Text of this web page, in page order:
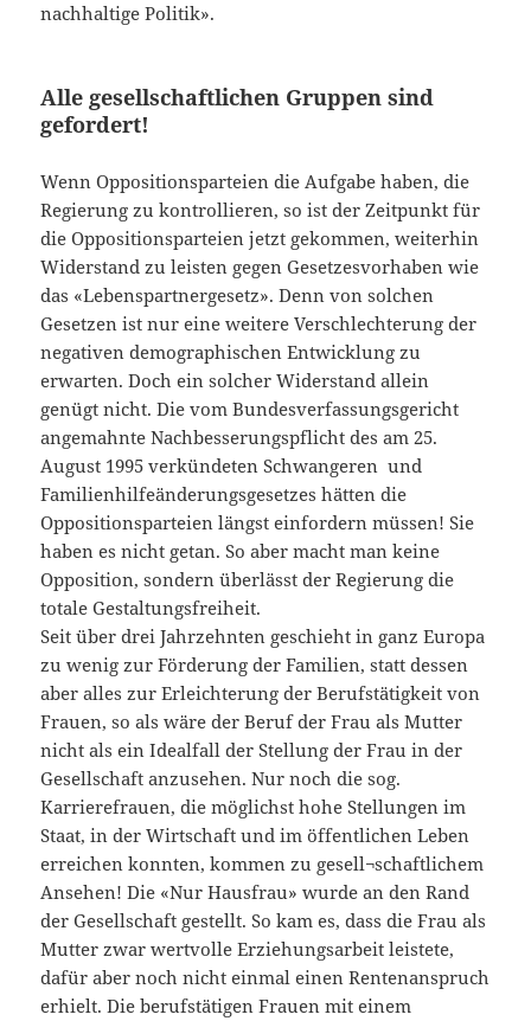
nachhaltige Politik».
Alle gesellschaftlichen Gruppen sind
gefordert!
Wenn Oppositionsparteien die Aufgabe haben, die
Regierung zu kontrollieren, so ist der Zeitpunkt für
die Oppositionsparteien jetzt gekommen, weiterhin
Widerstand zu leisten gegen Gesetzesvorhaben wie
das «Lebenspartnergesetz». Denn von solchen
Gesetzen ist nur eine weitere Verschlechterung der
negativen demographischen Entwicklung zu
erwarten. Doch ein solcher Widerstand allein
genügt nicht. Die vom Bundesverfassungsgericht
angemahnte Nachbesserungspflicht des am 25.
August 1995 verkündeten Schwangeren und
Familienhilfeänderungsgesetzes hätten die
Oppositionsparteien längst einfordern müssen! Sie
haben es nicht getan. So aber macht man keine
Opposition, sondern überlässt der Regierung die
totale Gestaltungsfreiheit.
Seit über drei Jahrzehnten geschieht in ganz Europa
zu wenig zur Förderung der Familien, statt dessen
aber alles zur Erleichterung der Berufstätigkeit von
Frauen, so als wäre der Beruf der Frau als Mutter
nicht als ein Idealfall der Stellung der Frau in der
Gesellschaft anzusehen. Nur noch die sog.
Karrierefrauen, die möglichst hohe Stellungen im
Staat, in der Wirtschaft und im öffentlichen Leben
erreichen konnten, kommen zu gesell¬schaftlichem
Ansehen! Die «Nur Hausfrau» wurde an den Rand
der Gesellschaft gestellt. So kam es, dass die Frau als
Mutter zwar wertvolle Erziehungsarbeit leistete,
dafür aber noch nicht einmal einen Rentenanspruch
erhielt. Die berufstätigen Frauen mit einem